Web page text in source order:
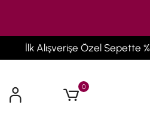
İlk Alışverişe Özel Sepette %15
0